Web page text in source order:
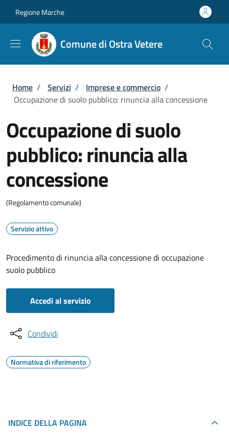
Regione Marche
Comune di Ostra Vetere
Briciole di pane
Home / Servizi / Imprese e commercio /
Occupazione di suolo pubblico: rinuncia alla concessione
Occupazione di suolo
pubblico: rinuncia alla
concessione
(Regolamento comunale)
Servizio attivo
Procedimento di rinuncia alla concessione di occupazione
suolo pubblico
Accedi al servizio
Condividi
Normativa di riferimento
INDICE DELLA PAGINA